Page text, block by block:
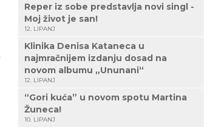
Reper iz sobe predstavlja novi singl -
Moj život je san!
12. LIPANJ
Klinika Denisa Kataneca u
najmračnijem izdanju dosad na
novom albumu „Ununani“
12. LIPANJ
“Gori kuća” u novom spotu Martina
Žuneca!
10. LIPANJ